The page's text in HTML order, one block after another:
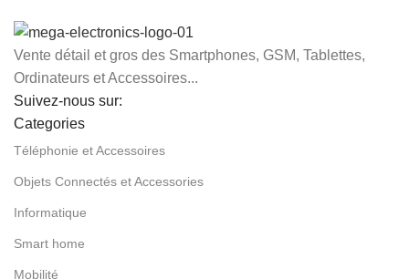
Vente détail et gros des Smartphones, GSM, Tablettes,
Ordinateurs et Accessoires...
Suivez-nous sur:
Categories
Téléphonie et Accessoires
Objets Connectés et Accessories
Informatique
Smart home
Mobilité